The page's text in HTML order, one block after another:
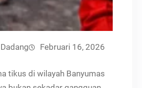
Februari 16, 2026
tikus di wilayah Banyumas